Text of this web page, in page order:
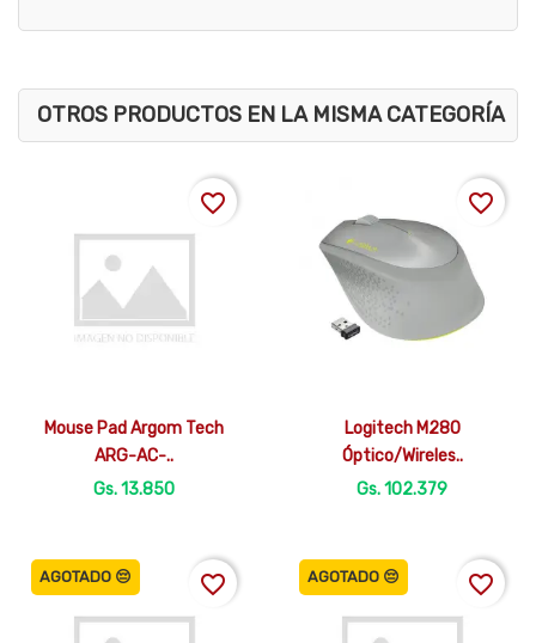
OTROS PRODUCTOS EN LA MISMA CATEGORÍA
Vista rápida
Mouse Pad Argom Tech
ARG-AC-..
Gs. 13.850
favorite_border
Vista rápida
Logitech M280
Óptico/Wireles..
Gs. 102.379
favorite_border
AGOTADO 😔 favorite_border AGOTADO 😔 favorite_border